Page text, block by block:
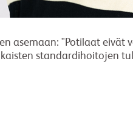
asemaan: "Potilaat eivät
standardihoitojen